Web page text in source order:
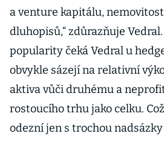
a venture kapitálu,
dluhopisů,“ zdůrazňuje
popularity čeká Vedral u
obvykle sázejí na relativní
aktiva vůči druhému a
rostoucího trhu jako celku.
odezní jen s trochou